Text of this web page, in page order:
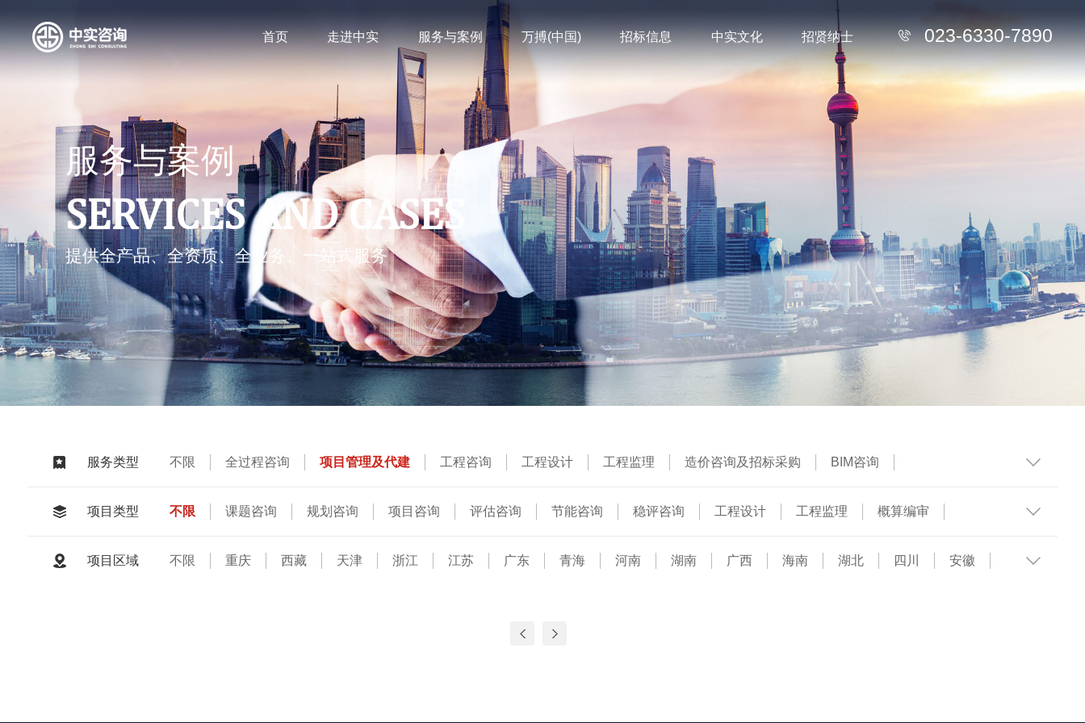
023-6330-7890
招贤纳士
中实文化
招标信息
万搏(中国)
服务与案例
走进中实
首页
服务与案例
SERVICES AND CASES
提供全产品、全资质、全业务、一站式服务
服务类型 不限 全过程咨询 项目管理及代建 工程咨询 工程设计 工程监理 造价咨询及招标采购
BIM咨询
项目类型 不限 课题咨询 规划咨询 项目咨询 评估咨询 节能咨询 稳评咨询 工程设计 工程监理
概算编审
项目区域 不限 重庆 西藏 天津 浙江 江苏 广东 青海 河南 湖南 广西 海南 湖北 四川
安徽